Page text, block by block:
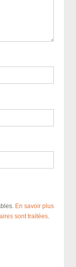
En savoir plus
sont traitées.